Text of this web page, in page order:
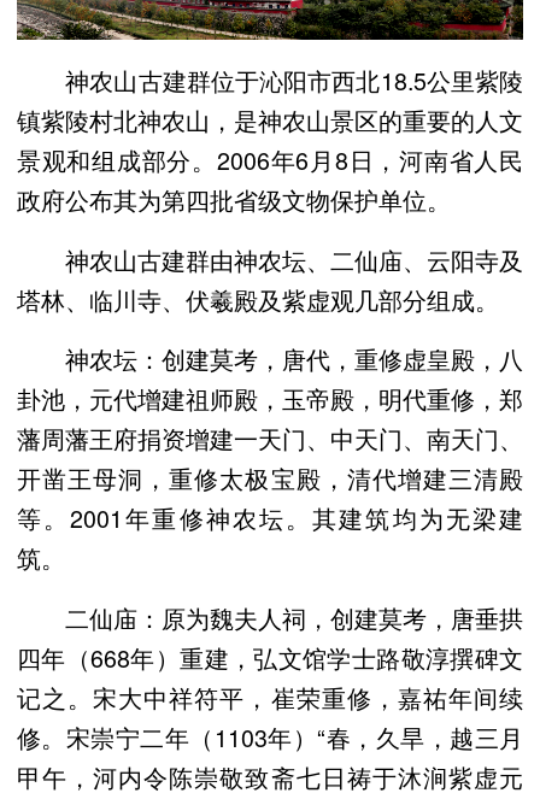
神农山古建群位于沁阳市西北18.5公里紫陵
镇紫陵村北神农山，是神农山景区的重要的人文
景观和组成部分。2006年6月8日，河南省人民
政府公布其为第四批省级文物保护单位。
神农山古建群由神农坛、二仙庙、云阳寺及
塔林、临川寺、伏羲殿及紫虚观几部分组成。
神农坛：创建莫考，唐代，重修虚皇殿，八
卦池，元代增建祖师殿，玉帝殿，明代重修，郑
藩周藩王府捐资增建一天门、中天门、南天门、
开凿王母洞，重修太极宝殿，清代增建三清殿
等。2001年重修神农坛。其建筑均为无梁建
筑。
二仙庙：原为魏夫人祠，创建莫考，唐垂拱
四年（668年）重建，弘文馆学士路敬淳撰碑文
记之。宋大中祥符平，崔荣重修，嘉祐年间续
修。宋崇宁二年（1103年）“春，久旱，越三月
甲午，河内令陈崇敬致斋七日祷于沐涧紫虚元